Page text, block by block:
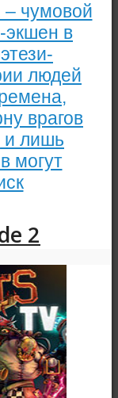
– чумовой
в
людей
врагов
и лишь
могут
2